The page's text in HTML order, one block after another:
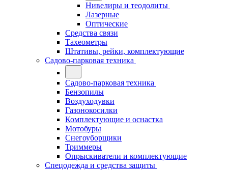
Нивелиры и теодолиты
Лазерные
Оптические
Средства связи
Тахеометры
Штативы, рейки, комплектующие
Садово-парковая техника
Садово-парковая техника
Бензопилы
Воздуходувки
Газонокосилки
Комплектующие и оснастка
Мотобуры
Снегоуборщики
Триммеры
Опрыскиватели и комплектующие
Спецодежда и средства защиты